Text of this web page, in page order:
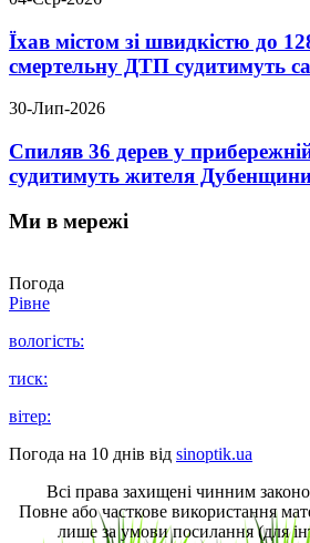
Їхав містом зі швидкістю до
смертельну ДТП судитимуть
30-Лип-2026
Спиляв 36 дерев у
судитимуть жителя
Ми в мережі
Погода
Рівне
вологість:
тиск:
вітер:
Погода на 10 днів від sinoptik.ua
Всі права захищені чинним
Повне або часткове використання
лише за умови посилання (для